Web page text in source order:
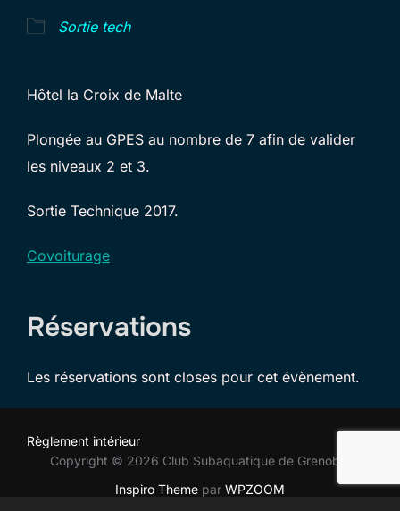
Sortie tech
Hôtel la Croix de Malte
Plongée au GPES au nombre de 7 afin de valider
les niveaux 2 et 3.
Sortie Technique 2017.
Covoiturage
Réservations
Les réservations sont closes pour cet évènement.
Règlement intérieur
Copyright © 2026 Club Subaquatique de Grenoble
Inspiro Theme par WPZOOM